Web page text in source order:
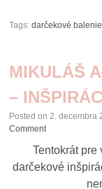
Tags:darčekové balenie
MIKULÁŠ
–
Posted on2. decembra
Comment
Tentokrát pre
darčekové